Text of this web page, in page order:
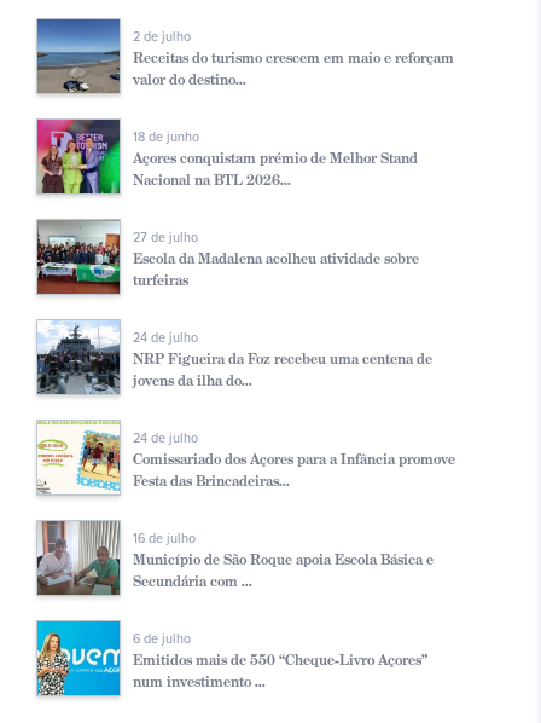
2 de julho
Receitas do turismo crescem em maio e reforçam
valor do destino...
18 de junho
Açores conquistam prémio de Melhor Stand
Nacional na BTL 2026...
27 de julho
Escola da Madalena acolheu atividade sobre
turfeiras
24 de julho
NRP Figueira da Foz recebeu uma centena de
jovens da ilha do...
24 de julho
Comissariado dos Açores para a Infância promove
Festa das Brincadeiras...
16 de julho
Município de São Roque apoia Escola Básica e
Secundária com ...
6 de julho
Emitidos mais de 550 “Cheque-Livro Açores”
num investimento ...